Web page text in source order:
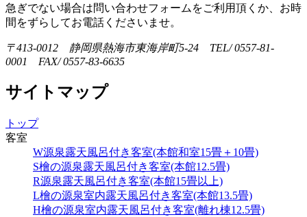
急ぎでない場合は問い合わせフォームをご利用頂くか、お時
間をずらしてお電話くださいませ。
〒413-0012 静岡県熱海市東海岸町5-24 TEL/ 0557-81-
0001 FAX/ 0557-83-6635
サイトマップ
トップ
客室
W源泉露天風呂付き客室(本館和室15畳＋10畳)
S檜の源泉露天風呂付き客室(本館12.5畳)
R源泉露天風呂付き客室(本館15畳以上)
L檜の源泉室内露天風呂付き客室(本館13.5畳)
H檜の源泉室内露天風呂付き客室(離れ棟12.5畳)